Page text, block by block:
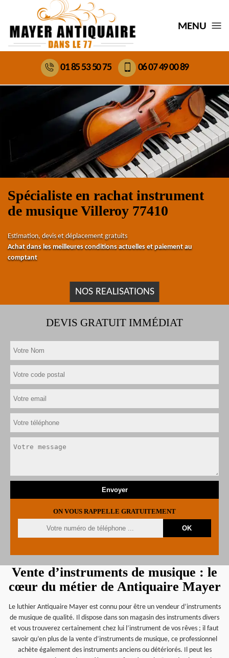
MENU
01 85 53 50 75 06 07 49 00 89
Spécialiste en rachat instrument
de musique Villeroy 77410
Estimation, devis et déplacement gratuits
Achat dans les meilleures conditions actuelles et paiement au
comptant
NOS REALISATIONS
DEVIS GRATUIT IMMÉDIAT
ON VOUS RAPPELLE GRATUITEMENT
Vente d’instruments de musique : le
cœur du métier de Antiquaire Mayer
Le luthier Antiquaire Mayer est connu pour être un vendeur d’instruments
de musique de qualité. Il dispose dans son magasin des instruments divers
et vous trouverez certainement chez lui l’instrument de vos rêves ; il faut
savoir qu’en plus de la vente d’instruments de musique, ce professionnel
achète également des instruments anciens ou détériorés. Il peut les